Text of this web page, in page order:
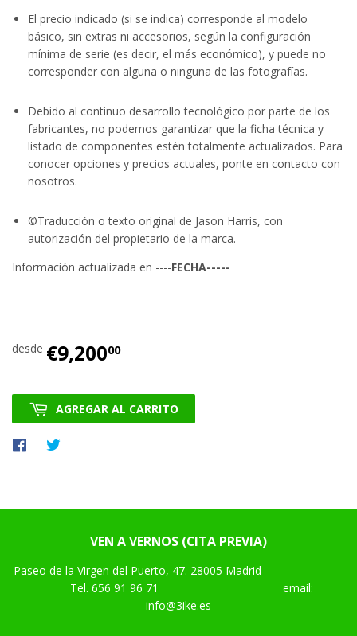
El precio indicado (si se indica) corresponde al modelo
básico, sin extras ni accesorios, según la configuración
mínima de serie (es decir, el más económico), y puede no
corresponder con alguna o ninguna de las fotografías.
Debido al continuo desarrollo tecnológico por parte de los
fabricantes, no podemos garantizar que la ficha técnica y
listado de componentes estén totalmente actualizados. Para
conocer opciones y precios actuales, ponte en contacto con
nosotros.
©Traducción o texto original de Jason Harris, con
autorización del propietario de la marca.
Información actualizada en ----FECHA-----
desde €9,20000€9,200.00
AGREGAR AL CARRITO
Compartir
VEN A VERNOS (CITA PREVIA)
Paseo de la Virgen del Puerto, 47. 28005 Madrid
Tel. 656 91 96 71
email:
info@3ike.es